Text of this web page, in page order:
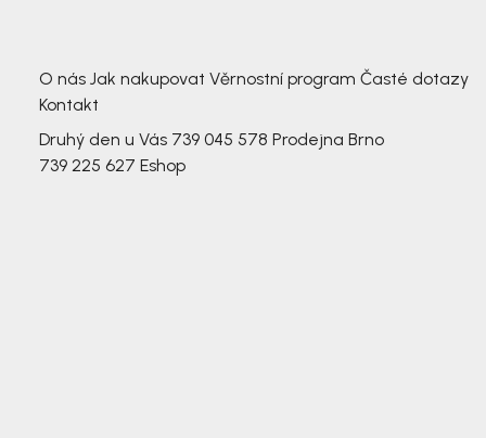
O nás Jak nakupovat Věrnostní program Časté dotazy
Kontakt
Druhý den u Vás 739 045 578 Prodejna Brno
739 225 627 Eshop